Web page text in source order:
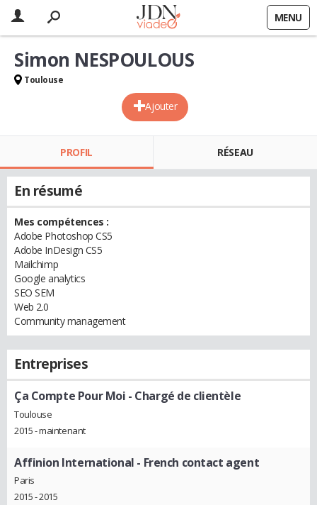
MENU
Ajouter
Simon NESPOULOUS
Toulouse
PROFIL RÉSEAU
En résumé
Mes compétences :
Adobe Photoshop CS5
Adobe InDesign CS5
Mailchimp
Google analytics
SEO SEM
Web 2.0
Community management
Entreprises
Ça Compte Pour Moi - Chargé de clientèle
Toulouse
2015 - maintenant
Affinion International - French contact agent
Paris
2015 - 2015